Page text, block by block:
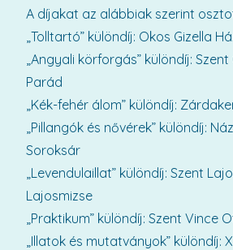
A díjakat az alábbiak szerint
„Tolltartó” különdíj: Okos Gizella
„Angyali körforgás” különdíj:
Parád
„Kék-fehér álom” különdíj:
„Pillangók és nővérek” különdíj:
Soroksár
„Levendulaillat” különdíj: Szent
Lajosmizse
„Praktikum” különdíj: Szent Vince
„Illatok és mutatványok” különdíj: